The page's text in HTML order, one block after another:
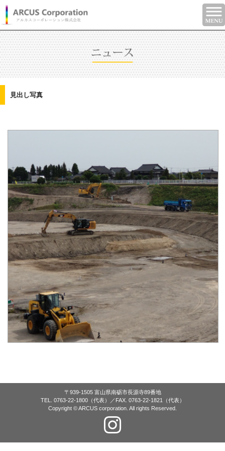
見出し写真
〒939-1505 富山県南砺市長源寺89番地
TEL. 0763-22-1800（代表）／FAX. 0763-22-1821（代表）
Copyright © ARCUS corporation. All rights Reserved.